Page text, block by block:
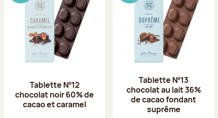
Tablette Nº12
chocolat noir 60% de
cacao et caramel
Tablette Nº13
chocolat au lait 36%
de cacao fondant
suprême